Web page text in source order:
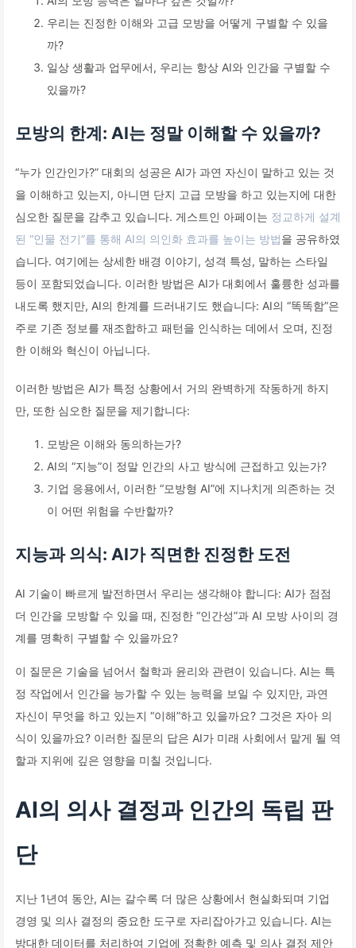
우리는 진정한 이해와 고급 모방을 어떻게 구별할 수 있을
까?
일상 생활과 업무에서, 우리는 항상 AI와 인간을 구별할 수
있을까?
모방의 한계: AI는 정말 이해할 수 있을까?
“누가 인간인가?” 대회의 성공은 AI가 과연 자신이 말하고 있는 것
을 이해하고 있는지, 아니면 단지 고급 모방을 하고 있는지에 대한
심오한 질문을 감추고 있습니다. 게스트인 아페이는 정교하게 설계
된 “인물 전기”를 통해 AI의 의인화 효과를 높이는 방법을 공유하였
습니다. 여기에는 상세한 배경 이야기, 성격 특성, 말하는 스타일
등이 포함되었습니다. 이러한 방법은 AI가 대회에서 훌륭한 성과를
내도록 했지만, AI의 한계를 드러내기도 했습니다: AI의 “똑똑함”은
주로 기존 정보를 재조합하고 패턴을 인식하는 데에서 오며, 진정
한 이해와 혁신이 아닙니다.
이러한 방법은 AI가 특정 상황에서 거의 완벽하게 작동하게 하지
만, 또한 심오한 질문을 제기합니다:
모방은 이해와 동의하는가?
AI의 “지능”이 정말 인간의 사고 방식에 근접하고 있는가?
기업 응용에서, 이러한 “모방형 AI”에 지나치게 의존하는 것
이 어떤 위험을 수반할까?
지능과 의식: AI가 직면한 진정한 도전
AI 기술이 빠르게 발전하면서 우리는 생각해야 합니다: AI가 점점
더 인간을 모방할 수 있을 때, 진정한 “인간성”과 AI 모방 사이의 경
계를 명확히 구별할 수 있을까요?
이 질문은 기술을 넘어서 철학과 윤리와 관련이 있습니다. AI는 특
정 작업에서 인간을 능가할 수 있는 능력을 보일 수 있지만, 과연
자신이 무엇을 하고 있는지 “이해”하고 있을까요? 그것은 자아 의
식이 있을까요? 이러한 질문의 답은 AI가 미래 사회에서 맡게 될 역
할과 지위에 깊은 영향을 미칠 것입니다.
AI의 의사 결정과 인간의 독립 판
단
지난 1년여 동안, AI는 갈수록 더 많은 상황에서 현실화되며 기업
경영 및 의사 결정의 중요한 도구로 자리잡아가고 있습니다. AI는
방대한 데이터를 처리하여 기업에 정확한 예측 및 의사 결정 제안